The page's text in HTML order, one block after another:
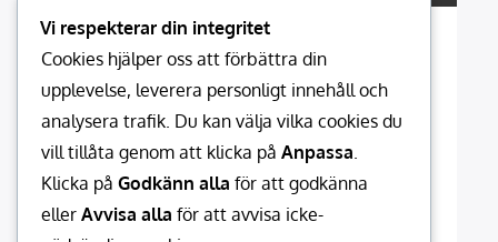
Hemsidan modereras av:
021media.se MediaProduction
Musik:
Bubbeeen Music
Vi respekterar din integritet
Cookies hjälper oss att förbättra din
upplevelse, leverera personligt innehåll och
analysera trafik. Du kan välja vilka cookies du
vill tillåta genom att klicka på Anpassa
Klicka på Godkänn alla för att godkänna
eller Avvisa alla för att avvisa icke-